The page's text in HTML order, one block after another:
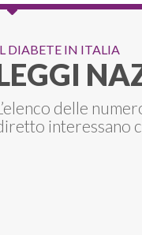
DIABETE IN ITALIA
delle
interessano